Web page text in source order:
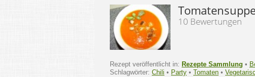
10 Bewertungen
Rezept veröffentlicht in: Rezepte Sammlung •
Schlagwörter: Chili • Party • Tomaten •